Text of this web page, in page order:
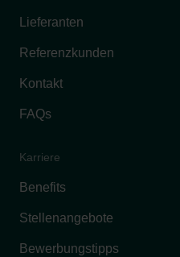
Lieferanten
Referenzkunden
Kontakt
FAQs
Karriere
Benefits
Stellenangebote
Bewerbungstipps